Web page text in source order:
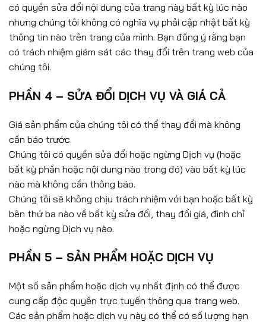
có quyền sửa đổi nội dung của trang này bất kỳ lúc nào
nhưng chúng tôi không có nghĩa vụ phải cập nhật bất kỳ
thông tin nào trên trang của mình. Bạn đồng ý rằng bạn
có trách nhiệm giám sát các thay đổi trên trang web của
chúng tôi.
PHẦN 4 – SỬA ĐỔI DỊCH VỤ VÀ GIÁ CẢ
Giá sản phẩm của chúng tôi có thể thay đổi mà không
cần báo trước.
Chúng tôi có quyền sửa đổi hoặc ngừng Dịch vụ (hoặc
bất kỳ phần hoặc nội dung nào trong đó) vào bất kỳ lúc
nào mà không cần thông báo.
Chúng tôi sẽ không chịu trách nhiệm với bạn hoặc bất kỳ
bên thứ ba nào về bất kỳ sửa đổi, thay đổi giá, đình chỉ
hoặc ngừng Dịch vụ nào.
PHẦN 5 – SẢN PHẨM HOẶC DỊCH VỤ
Một số sản phẩm hoặc dịch vụ nhất định có thể được
cung cấp độc quyền trực tuyến thông qua trang web.
Các sản phẩm hoặc dịch vụ này có thể có số lượng hạn